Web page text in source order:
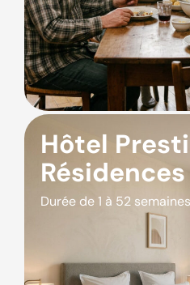
Hôtel
Durée de 1 à 52 semaines